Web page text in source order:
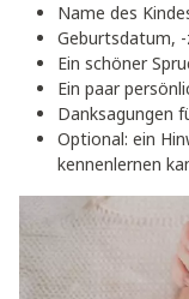
Name des
Geburtsdatum,
Ein schöner
Ein paar
Danksagungen
Optional: ein
kennenlernen